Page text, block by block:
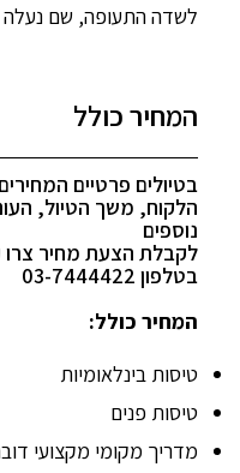
לשדה התעופה, שם נעלה
המחיר כולל
בטיולים פרטיים
הלקוח, משך הטיול,
נוספים
לקבלת הצעת מחיר
בטלפון 03-7444422
המחיר כולל:
טיסות בינלאומיות
טיסות פנים
מדריך מקומי מקצועי